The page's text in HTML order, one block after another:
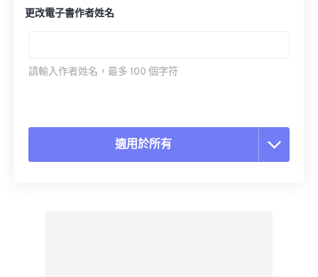
更改電子書作者姓名
請輸入作者姓名，最多 100 個字符
適用於所有